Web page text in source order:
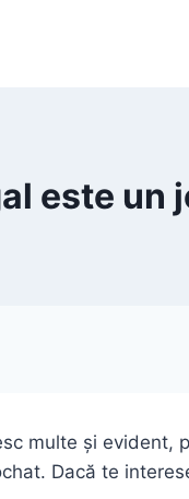
este un
multe și
Dacă te